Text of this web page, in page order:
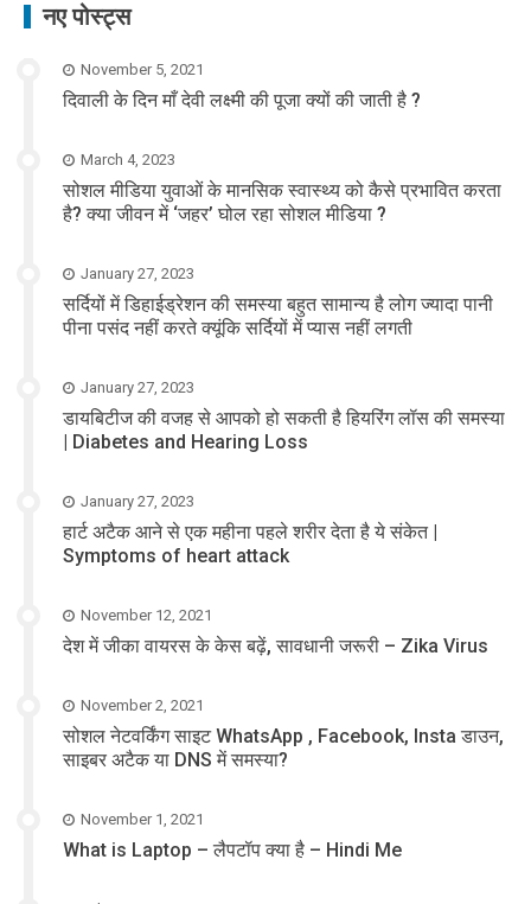
नए पोस्ट्स
November 5, 2021
दिवाली के दिन माँ देवी लक्ष्मी की पूजा क्यों की जाती है ?
March 4, 2023
सोशल मीडिया युवाओं के मानसिक स्वास्थ्य को कैसे प्रभावित करता
है? क्या जीवन में ‘जहर’ घोल रहा सोशल मीडिया ?
January 27, 2023
सर्दियों में डिहाईड्रेशन की समस्या बहुत सामान्य है लोग ज्यादा पानी
पीना पसंद नहीं करते क्यूंकि सर्दियों में प्यास नहीं लगती
January 27, 2023
डायबिटीज की वजह से आपको हो सकती है हियरिंग लॉस की समस्या
| Diabetes and Hearing Loss
January 27, 2023
हार्ट अटैक आने से एक महीना पहले शरीर देता है ये संकेत |
Symptoms of heart attack
November 12, 2021
देश में जीका वायरस के केस बढ़ें, सावधानी जरूरी – Zika Virus
November 2, 2021
सोशल नेटवर्किंग साइट WhatsApp , Facebook, Insta डाउन,
साइबर अटैक या DNS में समस्या?
November 1, 2021
What is Laptop – लैपटॉप क्या है – Hindi Me